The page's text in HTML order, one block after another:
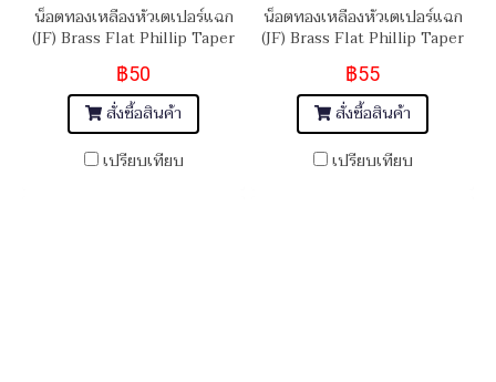
น็อตทองเหลืองหัวเตเปอร์แฉก
(JF) Brass Flat Phillip Taper
Head Screw M10x1.5x30
฿50
สั่งซื้อสินค้า
เปรียบเทียบ
น็อตทองเหลืองหัวเตเปอร์แฉก
(JF) Brass Flat Phillip Taper
Head Screw M10x1.5x40
฿55
สั่งซื้อสินค้า
เปรียบเทียบ